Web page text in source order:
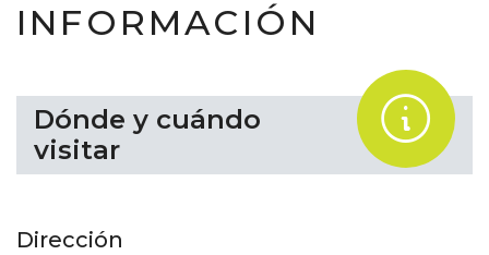
INFORMACIÓN
Dónde y cuándo
visitar
.
Dirección